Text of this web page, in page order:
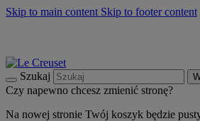
Skip to main content Skip to footer content
Szukaj
Czy napewno chcesz zmienić stronę?
Na nowej stronie Twój koszyk będzie